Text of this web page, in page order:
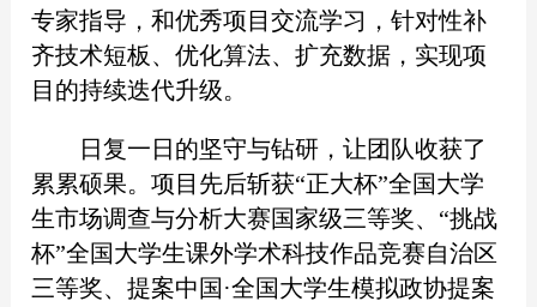
专家指导，和优秀项目交流学习，针对性补
齐技术短板、优化算法、扩充数据，实现项
目的持续迭代升级。
日复一日的坚守与钻研，让团队收获了
累累硕果。项目先后斩获“正大杯”全国大学
生市场调查与分析大赛国家级三等奖、“挑战
杯”全国大学生课外学术科技作品竞赛自治区
三等奖、提案中国·全国大学生模拟政协提案